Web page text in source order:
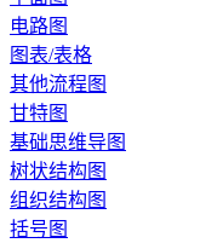
电路图
图表/表格
其他流程图
甘特图
基础思维导图
树状结构图
组织结构图
括号图